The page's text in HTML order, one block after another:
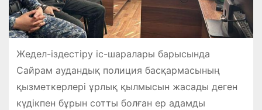
Жедел-іздестіру іс-шаралары барысында
Сайрам аудандық полиция басқармасының
қызметкерлері ұрлық қылмысын жасады деген
күдікпен бұрын сотты болған ер адамды